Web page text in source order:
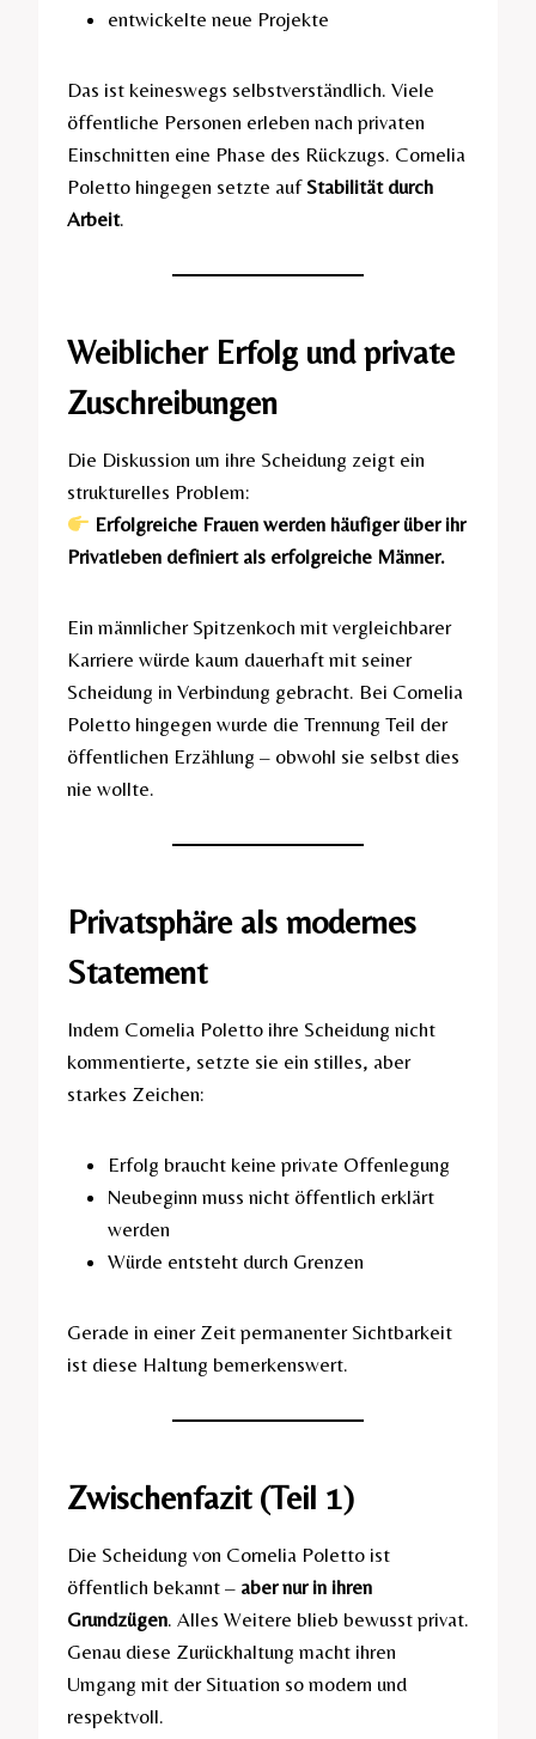
entwickelte neue Projekte
Das ist keineswegs selbstverständlich. Viele
öffentliche Personen erleben nach privaten
Einschnitten eine Phase des Rückzugs. Cornelia
Poletto hingegen setzte aufStabilität durch
Arbeit.
Weiblicher Erfolg und private
Zuschreibungen
Die Diskussion um ihre Scheidung zeigt ein
strukturelles Problem:
Erfolgreiche Frauen werden häufiger über ihr
Privatleben definiert als erfolgreiche Männer.
Ein männlicher Spitzenkoch mit vergleichbarer
Karriere würde kaum dauerhaft mit seiner
Scheidung in Verbindung gebracht. Bei Cornelia
Poletto hingegen wurde die Trennung Teil der
öffentlichen Erzählung – obwohl sie selbst dies
nie wollte.
Privatsphäre als modernes
Statement
Indem Cornelia Poletto ihre Scheidung nicht
kommentierte, setzte sie ein stilles, aber
starkes Zeichen:
Erfolg braucht keine private Offenlegung
Neubeginn muss nicht öffentlich erklärt
werden
Würde entsteht durch Grenzen
Gerade in einer Zeit permanenter Sichtbarkeit
ist diese Haltung bemerkenswert.
Zwischenfazit (Teil 1)
Die Scheidung von Cornelia Poletto ist
öffentlich bekannt – aber nur in ihren
Grundzügen. Alles Weitere blieb bewusst privat.
Genau diese Zurückhaltung macht ihren
Umgang mit der Situation so modern und
respektvoll.